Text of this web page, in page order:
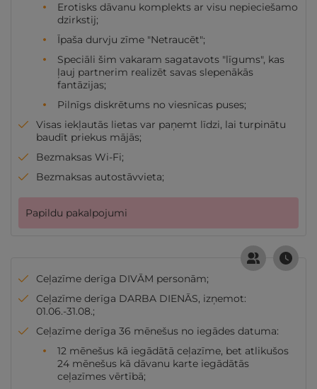
Erotisks dāvanu komplekts ar visu nepieciešamo
dzirkstij;
Īpaša durvju zīme "Netraucēt";
Speciāli šim vakaram sagatavots "līgums", kas
ļauj partnerim realizēt savas slepenākās
fantāzijas;
Pilnīgs diskrētums no viesnīcas puses;
Visas iekļautās lietas var paņemt līdzi, lai turpinātu
baudīt priekus mājās;
Bezmaksas Wi-Fi;
Bezmaksas autostāvvieta;
Papildu pakalpojumi
Ceļazīme derīga DIVĀM personām;
Ceļazīme derīga DARBA DIENĀS, izņemot:
01.06.-31.08.;
Ceļazīme derīga 36 mēnešus no iegādes datuma:
12 mēnešus kā iegādātā ceļazīme, bet atlikušos
24 mēnešus kā dāvanu karte iegādātās
ceļazīmes vērtībā;